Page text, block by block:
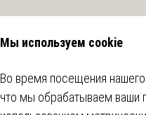
Мы используем cookie
Во время посещения
что мы обрабатываем ваши